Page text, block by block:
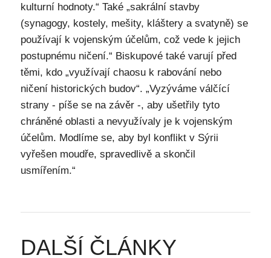
kulturní hodnoty.“ Také „sakrální stavby
(synagogy, kostely, mešity, kláštery a svatyně) se
používají k vojenským účelům, což vede k jejich
postupnému ničení.“ Biskupové také varují před
těmi, kdo „využívají chaosu k rabování nebo
ničení historických budov“. „Vyzýváme válčící
strany - píše se na závěr -, aby ušetřily tyto
chráněné oblasti a nevyužívaly je k vojenským
účelům. Modlíme se, aby byl konflikt v Sýrii
vyřešen moudře, spravedlivě a skončil
usmířením.“
DALŠÍ ČLÁNKY